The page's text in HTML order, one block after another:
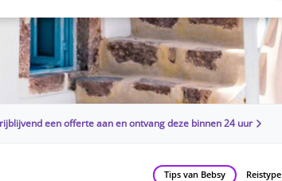
een offerte aan en ontvang deze binnen 24 uur
Tips van Bebsy Reistype